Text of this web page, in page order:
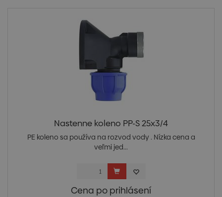
Nastenne koleno PP-S 25x3/4
PE koleno sa používa na rozvod vody . Nízka cena a
veľmi jed...
Cena po prihlásení